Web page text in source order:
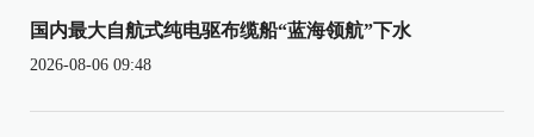
国内最大自航式纯电驱布缆船“蓝海领航”下水
2026-08-06 09:48